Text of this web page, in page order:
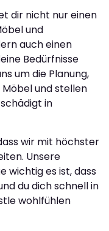
dir nicht nur einen
und
auch einen
Bedürfnisse
um die Planung,
und stellen
in
wir mit höchster
Unsere
wichtig es ist, dass
du dich schnell in
wohlfühlen